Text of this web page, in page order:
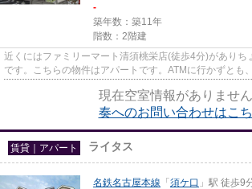
-
築年数：築11年
階数：2階建
近くにはファミリーマート清須桃栄店(徒歩4分)がありち
です。こちらの物件はアパートです。ATMに行かずとも
現在空室情報がありません
奏へのお問い合わせはこ
賃貸｜アパート ライタス
名鉄名古屋本線 「 須ケ口 」駅 徒歩9